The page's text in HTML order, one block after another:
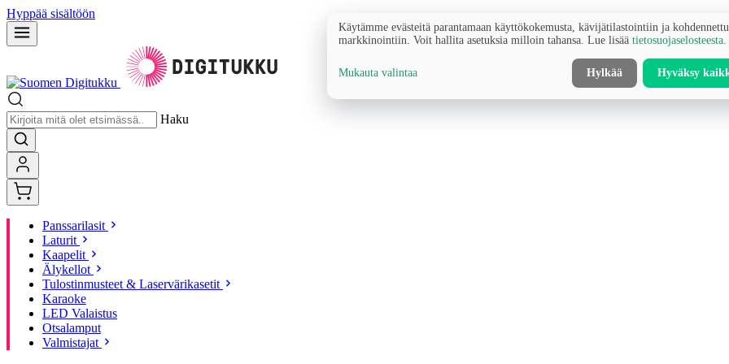
Hyppää sisältöön
Haku
Panssarilasit
Laturit
Kaapelit
Älykellot
Tulostinmusteet & Laservärikasetit
Karaoke
LED Valaistus
Otsalamput
Valmistajat
Käytämme evästeitä parantamaan käyttökokemusta, kävijätilastointiin ja
markkinointiin. Voit hallita asetuksia milloin tahansa. Lue lisää tietosuojaselosteesta
Mukauta valintaa Hylkää Hyväksy